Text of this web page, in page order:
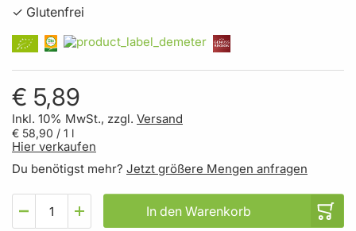
✓ Glutenfrei
€ 5,89
Inkl. 10% MwSt., zzgl. Versand
€ 58,90 / 1 l
Hier verkaufen
Du benötigst mehr? Jetzt größere Mengen anfragen
In den Warenkorb